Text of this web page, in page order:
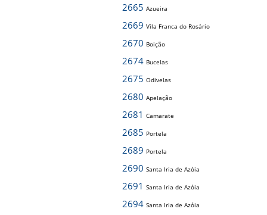
2665 Azueira
2669 Vila Franca do Rosário
2670 Boição
2674 Bucelas
2675 Odivelas
2680 Apelação
2681 Camarate
2685 Portela
2689 Portela
2690 Santa Iria de Azóia
2691 Santa Iria de Azóia
2694 Santa Iria de Azóia